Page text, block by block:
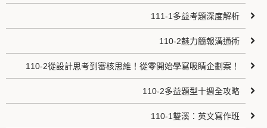
111-1多益考題深度解析
110-2魅力簡報溝通術
110-2從設計思考到審核思維！從零開始學寫吸睛企劃案！
110-2多益題型十週全攻略
110-1雙溪：英文寫作班